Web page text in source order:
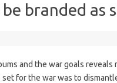
branded as
and the war goals
for the war was to